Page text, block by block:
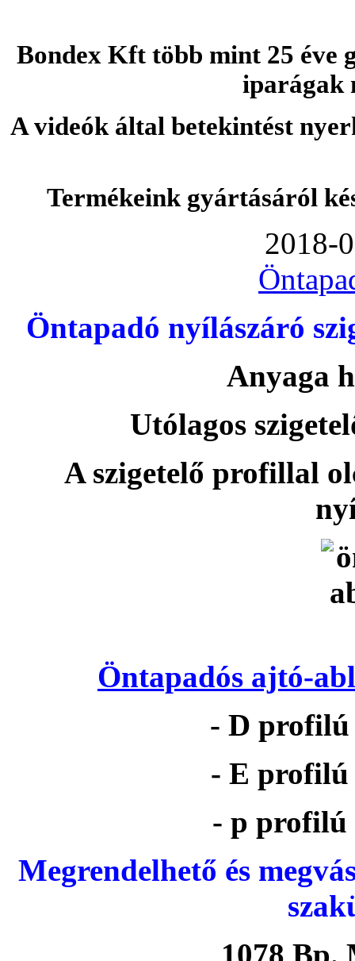
Bondex Kft több mint 25 éve
iparágak
A videók által betekintést
Termékeink gyártásáról
2018-
Öntapadó nyílászáró
Anyaga
Utólagos
A szigetelő profillal
Öntapadós ajtó-
- D profilú
- E profilú
- p profilú
Megrendelhető és